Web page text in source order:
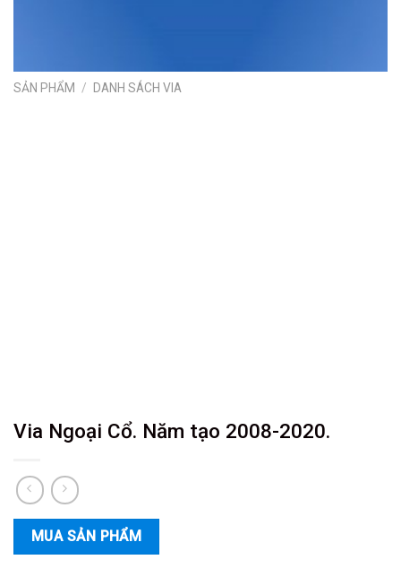
SẢN PHẨM / DANH SÁCH VIA
Via Ngoại Cổ. Năm tạo 2008-2020.
MUA SẢN PHẨM